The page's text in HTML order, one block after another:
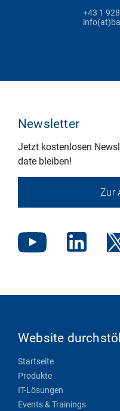
+43 1
Newsletter
Jetzt kostenlosen
date bleiben!
Zur
Website
Startseite
Produkte
IT-Lösungen
Events & Trainings